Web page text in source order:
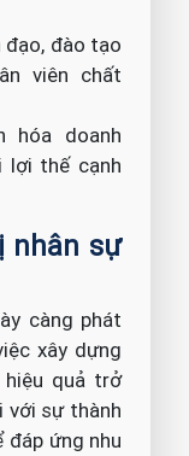
đạo, đào tạo
viên chất
hóa doanh
lợi thế cạnh
nhân sự
càng phát
xây dựng
quả trở
với sự thành
đáp ứng nhu